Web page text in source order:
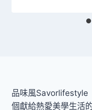
品味風Savorlifestyle
個獻給熱愛美學生活